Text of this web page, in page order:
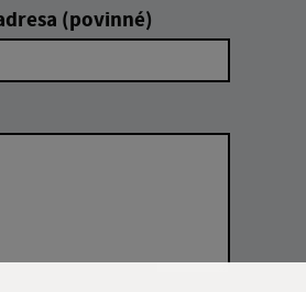
(povinné)